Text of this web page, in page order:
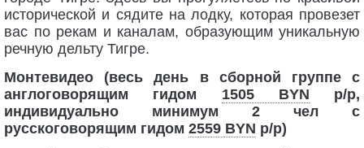
исторической и сядите на лодку, которая провезет
вас по рекам и каналам, образующим уникальную
речную дельту Тигре.
Монтевидео (весь день в сборной группе с
англоговорящим гидом 1505 BYN p/p,
индивидуально минимум 2 чел с
русскоговорящим гидом 2559 BYN p/p)